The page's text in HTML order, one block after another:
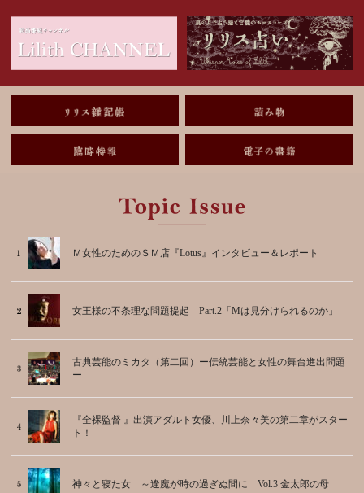
Ｍ女性のためのＳＭ店『Lotus』インタビュー＆レポート
女王様の不条理な問題提起―Part.2「Mは見分けられるのか」
古典芸能のミカタ（第二回）ー伝統芸能と女性の舞台進出問題
ー
『全裸監督 』出演アダルト女優、川上奈々美の第二章がスター
ト！
神々と寝た女 ～逢魔が時の過ぎぬ間に Vol.3 金太郎の母